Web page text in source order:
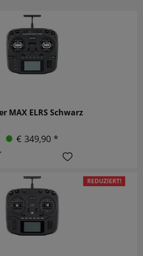
MAX ELRS Schwarz
€ 349,90 *
REDUZIERT!